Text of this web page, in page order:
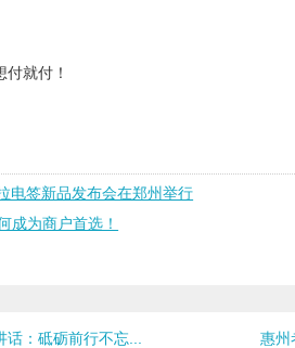
就付！
电签新品发布会在郑州举行
成为商户首选！
：砥砺前行不忘...
惠州